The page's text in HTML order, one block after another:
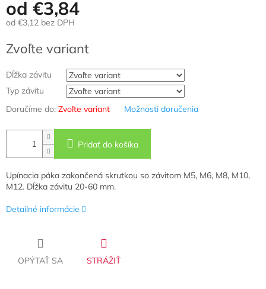
od €3,84
od €3,12 bez DPH
cena:
Zvoľte variant
Dĺžka závitu
Typ závitu
Doručíme do: Zvoľte variant Možnosti doručenia
Pridať do košíka
Upínacia páka zakončená skrutkou so závitom M5, M6, M8, M10,
M12. Dĺžka závitu 20-60 mm.
Detailné informácie
OPÝTAŤ SA STRÁŽIŤ